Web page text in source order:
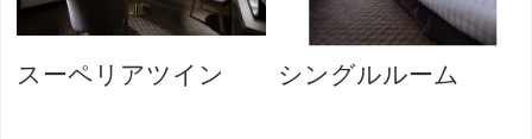
スーペリアツイン シングルルーム